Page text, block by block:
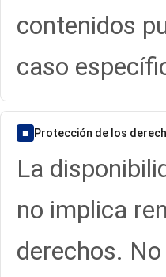
contenidos
caso
■ Protección de los
La
no implica
derechos.